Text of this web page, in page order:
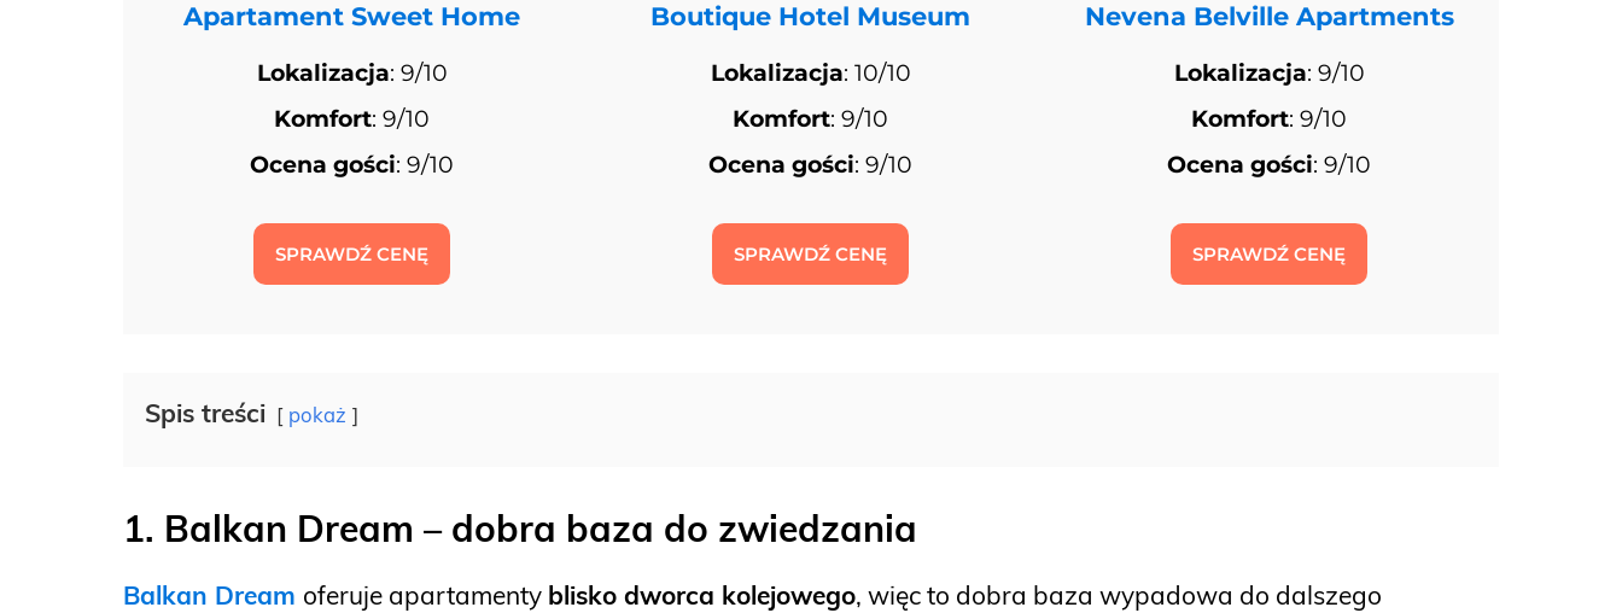
Apartament Sweet Home
Lokalizacja: 9/10
Komfort: 9/10
Ocena gości: 9/10
SPRAWDŹ CENĘ
Boutique Hotel Museum
Lokalizacja: 10/10
Komfort: 9/10
Ocena gości: 9/10
SPRAWDŹ CENĘ
Nevena Belville Apartments
Lokalizacja: 9/10
Komfort: 9/10
Ocena gości: 9/10
SPRAWDŹ CENĘ
Spis treści pokaż
1. Balkan Dream – dobra baza do zwiedzania
Balkan Dream oferuje apartamenty blisko dworca kolejowego, więc to dobra baza wypadowa do dalszego